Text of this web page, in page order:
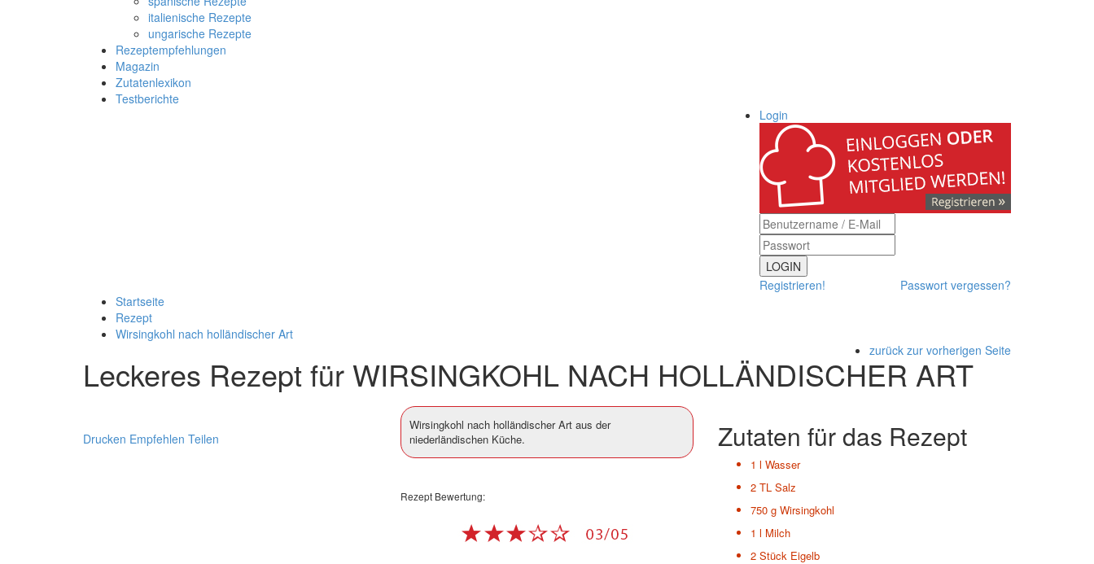
italienische Rezepte
ungarische Rezepte
Rezeptempfehlungen
Magazin
Zutatenlexikon
Testberichte
Login
LOGIN
Registrieren!
Passwort vergessen?
Startseite
Rezept
Wirsingkohl nach holländischer Art
zurück zur vorherigen Seite
Leckeres Rezept für WIRSINGKOHL NACH HOLLÄNDISCHER ART
Drucken Empfehlen Teilen
Wirsingkohl nach holländischer Art aus der
niederländischen Küche.
Rezept Bewertung:
Zutaten für das Rezept
1 l Wasser
2 TL Salz
750 g Wirsingkohl
1 l Milch
2 Stück Eigelb